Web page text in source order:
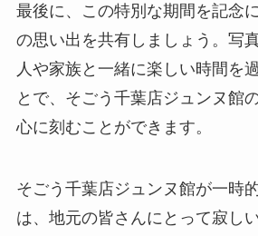
最後に、この特別な期間を記念
の思い出を共有しましょう。写
人や家族と一緒に楽しい時間を
とで、そごう千葉店ジュンヌ館
心に刻むことができます。
そごう千葉店ジュンヌ館が一時
は、地元の皆さんにとって寂し